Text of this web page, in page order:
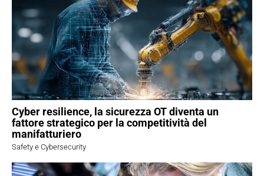
Cyber resilience, la sicurezza OT diventa un
fattore strategico per la competitività del
manifatturiero
Safety e Cybersecurity